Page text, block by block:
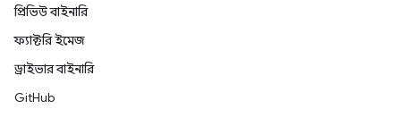
প্রিভিউ বাইনারি
ফ্যাক্টরি ইমেজ
ড্রাইভার বাইনারি
GitHub